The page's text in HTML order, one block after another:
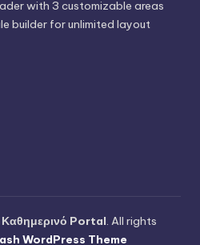
with 3 customizable areas
builder for unlimited layout
Καθημερινό Portal. All rights
WordPress Theme